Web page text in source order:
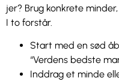
jer? Brug konkrete
I to forstår.
Start med en sød
“Verdens bedste
Inddrag et minde